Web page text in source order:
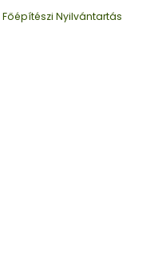
Főépítészi Nyilvántartás